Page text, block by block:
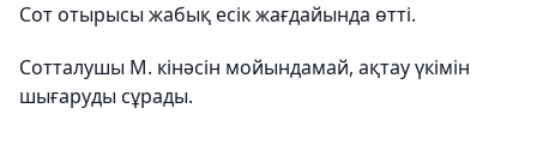
Сот отырысы жабық есік жағдайында өтті.
Сотталушы М. кінәсін мойындамай, ақтау үкімін
шығаруды сұрады.